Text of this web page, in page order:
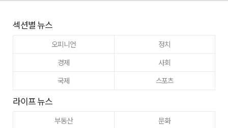
섹션별 뉴스
오피니언
정치
경제
사회
국제
스포츠
라이프 뉴스
부동산 문화